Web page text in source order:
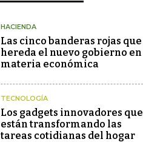
HACIENDA
Las cinco banderas rojas que
hereda el nuevo gobierno en
materia económica
TECNOLOGÍA
Los gadgets innovadores que
están transformando las
tareas cotidianas del hogar